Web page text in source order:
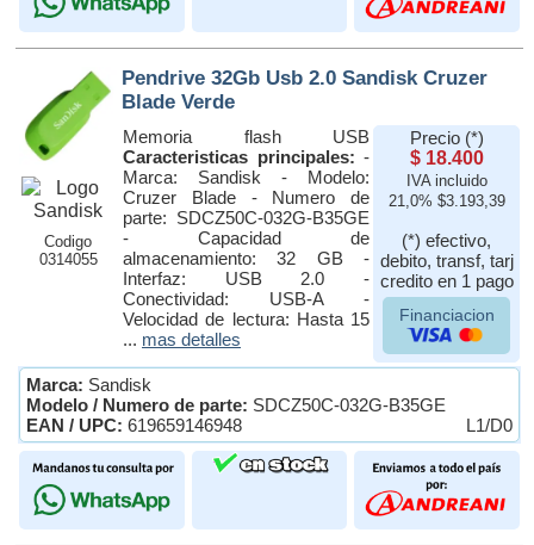
Codigo
0314055
Pendrive 32Gb Usb 2.0 Sandisk Cruzer
Blade Verde
Memoria flash USB
Caracteristicas principales: -
Marca: Sandisk - Modelo:
Cruzer Blade - Numero de
parte: SDCZ50C-032G-B35GE
- Capacidad de
almacenamiento: 32 GB -
Interfaz: USB 2.0 -
Conectividad: USB-A -
Velocidad de lectura: Hasta 15
... mas detalles
Precio (*)
$ 18.400
IVA incluido
21,0% $3.193,39
(*) efectivo,
debito, transf, tarj
credito en 1 pago
Financiacion
Marca: Sandisk
Modelo / Numero de parte: SDCZ50C-032G-B35GE
EAN / UPC: 619659146948 L1/D0